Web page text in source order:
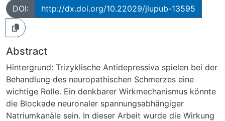
DOI: http://dx.doi.org/10.22029/jlupub-13595
Abstract
Hintergrund: Trizyklische Antidepressiva spielen bei der
Behandlung des neuropathischen Schmerzes eine
wichtige Rolle. Ein denkbarer Wirkmechanismus könnte
die Blockade neuronaler spannungsabhängiger
Natriumkanäle sein. In dieser Arbeit wurde die Wirkung